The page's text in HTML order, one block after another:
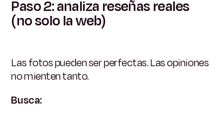
Paso 2: analiza reseñas reales
(no solo la web)
Las fotos pueden ser perfectas. Las opiniones
no mienten tanto.
Busca: